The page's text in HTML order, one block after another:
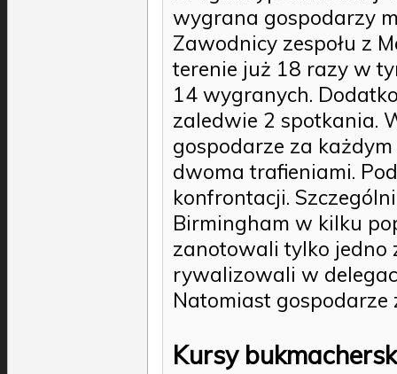
wygrana gospodarzy
Zawodnicy zespołu z
terenie już 18 razy w
14 wygranych.
zaledwie 2 spotkania.
gospodarze za
dwoma trafieniami.
konfrontacji.
Birmingham w kilku
zanotowali tylko jedno
rywalizowali w
Natomiast
Kursy